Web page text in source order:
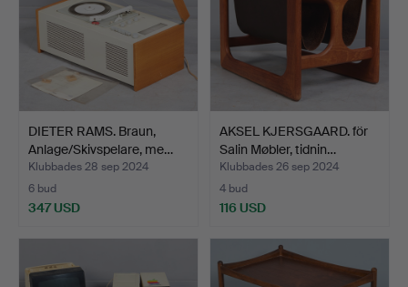
DIETER RAMS. Braun,
Anlage/Skivspelare, me…
Klubbades 28 sep 2024
6 bud
347 USD
AKSEL KJERSGAARD. för
Salin Møbler, tidnin…
Klubbades 26 sep 2024
4 bud
116 USD